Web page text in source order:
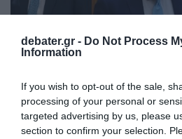
debater.gr - Do Not Process
Information
If you wish to opt-out of the sale,
processing of your personal or
targeted advertising by us, please
section to confirm your selection.
ΠΟΛΙΤΙΚΗ